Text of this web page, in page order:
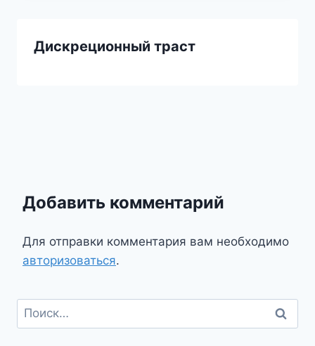
Дискреционный траст
Добавить комментарий
Для отправки комментария вам необходимо
авторизоваться.
Найти: